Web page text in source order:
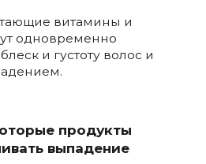
витамины и
одновременно
и густоту волос и
продукты
выпадение